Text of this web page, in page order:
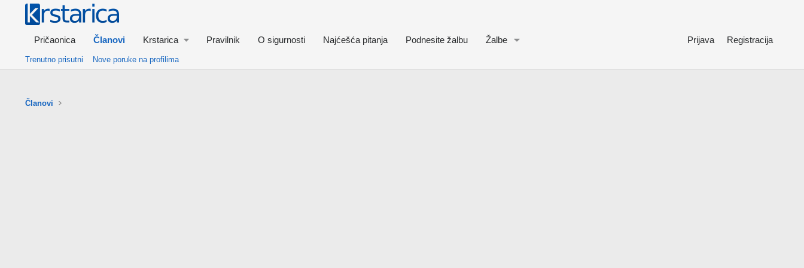
Pričaonica Članovi Krstarica Pravilnik O sigurnosti Najćešća pitanja Podnesite žalbu Žalbe Prijava Registracija
Trenutno prisutni Nove poruke na profilima
Članovi